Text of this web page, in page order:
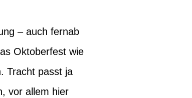
– auch fernab
Oktoberfest wie
Tracht passt ja
vor allem hier